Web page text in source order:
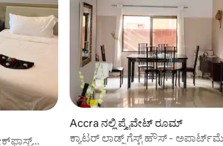
Accra ನಲ್ಲಿ ಪ್ರೈವೇಟ್ ರೂಮ್
ಕ್ಯಾಟರ್ ಲಾಡ್ಜ್ ಗೆಸ್ಟ್ ಹೌಸ್ -